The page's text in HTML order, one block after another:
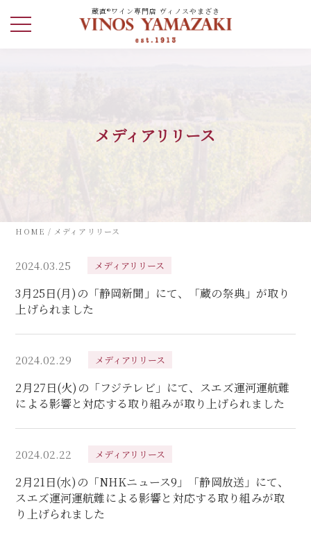
蔵直®ワイン専門店 ヴィノスやまざき
メディアリリース
HOME / メディアリリース
2024.03.25 メディアリリース
3月25日(月)の「静岡新聞」にて、「蔵の祭典」が取り
上げられました
2024.02.29 メディアリリース
2月27日(火)の「フジテレビ」にて、スエズ運河運航難
による影響と対応する取り組みが取り上げられました
2024.02.22 メディアリリース
2月21日(水)の「NHKニュース9」「静岡放送」にて、
スエズ運河運航難による影響と対応する取り組みが取
り上げられました